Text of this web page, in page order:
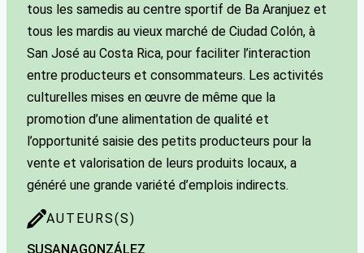
tous les samedis au centre sportif de Ba Aranjuez et
tous les mardis au vieux marché de Ciudad Colón, à
San José au Costa Rica, pour faciliter l’interaction
entre producteurs et consommateurs. Les activités
culturelles mises en œuvre de même que la
promotion d’une alimentation de qualité et
l’opportunité saisie des petits producteurs pour la
vente et valorisation de leurs produits locaux, a
généré une grande variété d’emplois indirects.
AUTEURS(S)
SUSANAGONZÁLEZ